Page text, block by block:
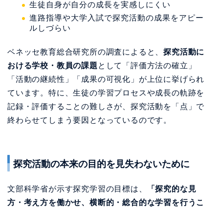
生徒自身が自分の成長を実感しにくい
進路指導や大学入試で探究活動の成果をアピー
ルしづらい
ベネッセ教育総合研究所の調査によると、探究活動に
おける学校・教員の課題 として「評価方法の確立」
「活動の継続性」「成果の可視化」が上位に挙げられ
ています。特に、生徒の学習プロセスや成長の軌跡を
記録・評価することの難しさが、探究活動を「点」で
終わらせてしまう要因となっているのです。
探究活動の本来の目的を見失わないために
文部科学省が示す探究学習の目標は、
「探究的な見
方・考え方を働かせ、横断的・総合的な学習を行うこ